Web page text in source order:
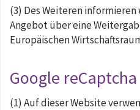
(3) Des Weiteren
Angebot über eine
Europäischen
Google reCaptcha
(1) Auf dieser Website